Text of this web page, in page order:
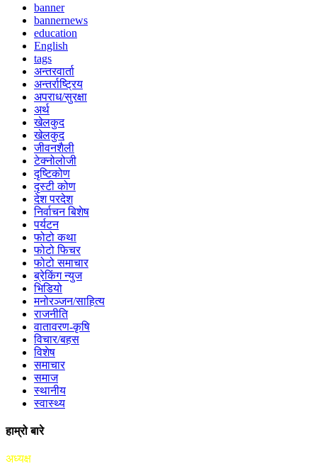
banner
bannernews
education
English
tags
अन्तरवार्ता
अन्तर्राष्ट्रिय
अपराध/सुरक्षा
अर्थ
खेलकुद
खेलकुद
जीवनशैली
टेक्नोलोजी
दृष्टिकोण
दृस्टी कोण
देश परदेश
निर्वाचन बिशेष
पर्यटन
फोटो कथा
फोटो फिचर
फोटो समाचार
ब्रेकिंग न्युज
भिडियो
मनोरञ्जन/साहित्य
राजनीति
वातावरण-कृषि
विचार/बहस
विशेष
समाचार
समाज
स्थानीय
स्वास्थ्य
हाम्रो बारे
अध्यक्ष